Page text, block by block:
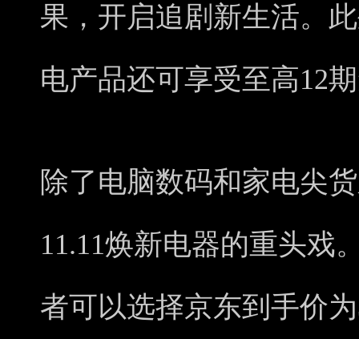
果，开启追剧新生活。
电产品还可享受至高12
除了电脑数码和家电尖
11.11焕新电器的重头戏
者可以选择京东到手价